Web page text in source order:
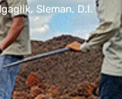
Sleman, D.I.